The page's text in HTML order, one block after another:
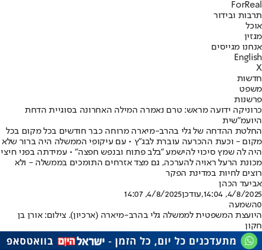
ForReal
תרבות ובידור
אוכל
מגזין
אנחנו מגייסים
English
X
חדשות
משפט
פרשנות
כרוניקה ידועה מראש: טרם נאמרה המילה האחרונה בסוגיית הדחת
היועמ"שית
החלטת ההדחה של גלי בהרב-מיארה מרוחה כבר חודשים בכל מקום בכל
מקום - וכעת ההכרעה עוברת לבג"ץ • עם עיקופי הממשלה היה ברור שלא
היה לה שמץ סיכוי להישמע "בלב פתוח ובנפש חפצה" • עמידתה בפני חיצי
מכונת הרעל ראויה להערכה, גם מצד אזרחים התומכים בממשלה - ולא
רוצים לחיות במדינת הפקר
אביעד הכהן
4/8/2025, 14:04
,עודכן4/8/2025, 14:07
0השמעה
היועצת המשפטית לממשלה גלי בהרב-מיארה (ארכיון). צילום: אורן בן
חקון